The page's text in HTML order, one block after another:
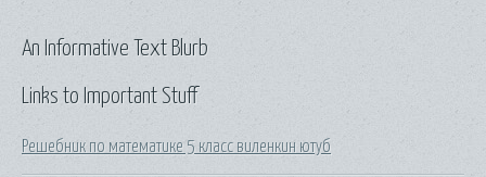
Links to Important Stuff
Решебник по математике 5 класс виленкин ютуб
An Informative Text Blurb